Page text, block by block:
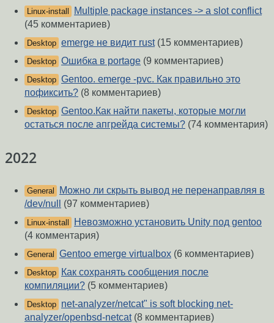
Linux-install
Multiple package instances -> a slot conflict
(45 комментариев)
Desktop emerge не видит rust(15 комментариев)
Desktop Ошибка в portage (9 комментариев)
Desktop Gentoo. emerge -pvc. Как правильно это
пофиксить? (8 комментариев)
Desktop Gentoo.Как найти пакеты, которые могли
остаться после апгрейда системы? (74 комментария)
2022
General
Можно ли скрыть вывод не перенаправляя в
/dev/null
(97 комментариев)
Linux-install
Невозможно установить Unity под gentoo
(4 комментария)
General Gentoo emerge virtualbox (6 комментариев)
Desktop
Как сохранять сообщения после
компиляции? (5 комментариев)
Desktop net-analyzer/netcat" is soft blocking net-
analyzer/openbsd-netcat(8 комментариев)